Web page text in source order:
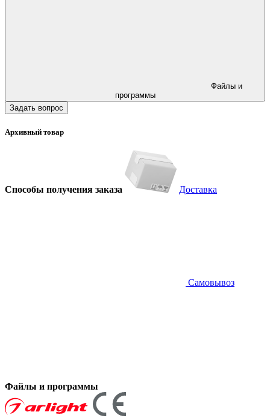
программы
Задать вопрос
Архивный товар
Способы получения заказа Доставка
Самовывоз
Файлы и программы